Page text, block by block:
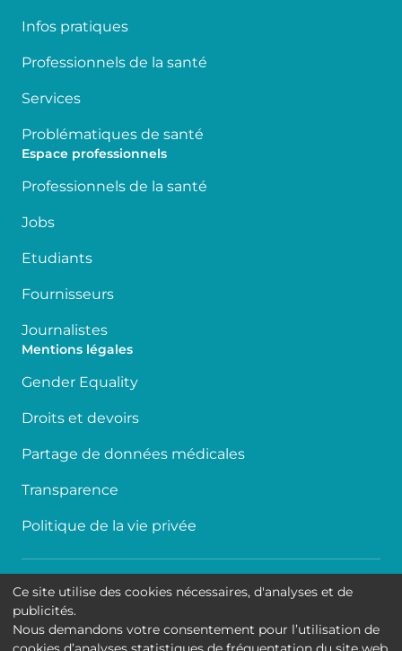
Infos pratiques
Professionnels de la santé
Services
Problématiques de santé
Espace professionnels
Professionnels de la santé
Jobs
Etudiants
Fournisseurs
Journalistes
Mentions légales
Gender Equality
Droits et devoirs
Partage de données médicales
Transparence
Politique de la vie privée
Accessibilité
Contact
Ce site utilise des cookies nécessaires, d'analyses et de
publicités.
Nous demandons votre consentement pour l’utilisation de